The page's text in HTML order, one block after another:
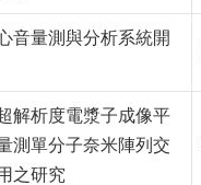
音量測與分析系統開
解析度電漿子成像平
測單分子奈米陣列交
之研究